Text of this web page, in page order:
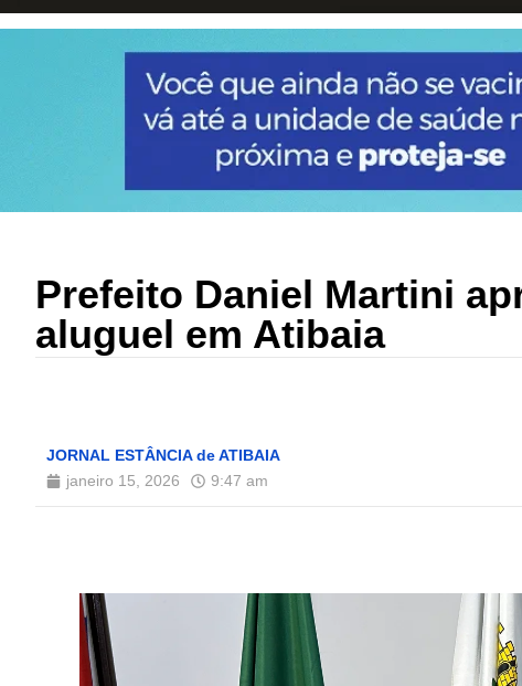
Prefeito Daniel Martini
aluguel em Atibaia
JORNAL ESTÂNCIA de ATIBAIA
janeiro 15, 2026
9:47 am